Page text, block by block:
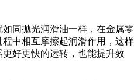
同抛光润滑油一样，在金属零
中相互摩擦起润滑作用，这样
好更快的运转，也能提升效